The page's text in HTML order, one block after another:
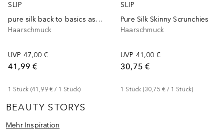
SLIP
pure silk back to basics assorted scrunchies - blonde
Haarschmuck
UVP 47,00 €
41,99 €
1 Stück (41,99 € / 1 Stück)
SLIP
Pure Silk Skinny Scrunchies
Haarschmuck
UVP 41,00 €
30,75 €
1 Stück (30,75 € / 1 Stück)
BEAUTY STORYS
Mehr Inspiration